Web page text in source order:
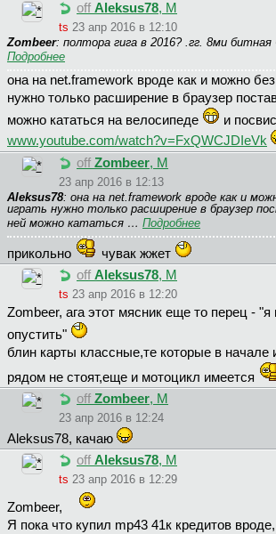
off Aleksus78, М
ts 23 апр 2016 в 12:10
Zombeer: полтора гига в 2016? .гг. 8ми
Подробнее
она на net.framework вроде как и можно без
нужно только расширение в браузер
можно кататься на велосипеде
и
www.youtube.com/watch?v=FxQWCJDIeVk
off Zombeer, М
23 апр 2016 в 12:13
Aleksus78: она на net.framework вроде как и
играть нужно только расширение в браузер
ней можно кататься … Подробнее
прикольно
чувак жжет
off Aleksus78, М
ts 23 апр 2016 в 12:20
Zombeer, ага этот мясник еще то перец - "я
опустить"
блин карты классные,те которые в начале
рядом не стоят,еще и мотоцикл имеется
off Zombeer, М
23 апр 2016 в 12:24
Aleksus78, качаю
off Aleksus78, М
ts 23 апр 2016 в 12:29
Zombeer,
Я пока что купил mp43 41к кредитов